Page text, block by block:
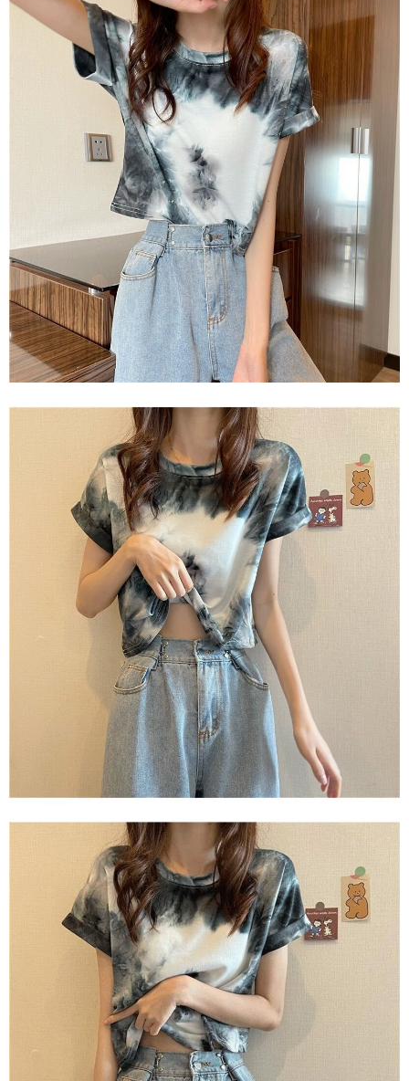
【注意事项】
1. 本服务系由 “台湾大哥大股份有限公司”所提供，让用户于交易时，得通过
本服务购买商品或服务，并由商店将买卖／分期付款买卖价金债权让与本公
司后，依约使用本公司账单缴交账款。
2. 基于同意付款使用 “大哥付你分期”之契约关系目的，商店将以您的个人资
料（包含姓名、电话或地址）提供予台湾大哥大进项收集、处理及利用，由
台湾大哥大与本人进行分期账单所需资料之确认、核对及更正。
3. 完整用户服务条款，请详阅以下链接：
https://oppay.tw/userRule
繳費期限，為商家向您請款的時間，再加上使用AFTEE可延長的天數所計算
出。使用AFTEE下訂可以延長您收到商品前的繳費天數，但無法保證一定能
夠在期限內收到商品(例如:預購商品或預計到貨時間較長者)。因此無論收到
商品與否，仍需要請您在AFTEE規定的時間內完成繳費。
1. 初次使用 AFTEE 時，將依認證結果及本公司審查結果，核予每個人不同
2. 結帳金額須大於NT$30
3. 目前僅支援台灣會員
「AFTEE先享後付」(下稱本服務)乃由恩沛科技股份有限公司(下稱 AFTEE )
所提供，並由 AFTEE 向您收取款項。因使用本服務所須提供之個人資料(包
含但不限於訂購人姓名、電話，收件人姓名、電話、收件地址)，將交付予
AFTEE 於本服務必要服務範圍內運用。關於 AFTEE 對於個人資料之蒐集、
處理、利用，詳參 AFTEE 官網之『個人資料蒐集、處理及利用告知聲明』
（ https://aftee.tw/privacypolicy/ ）。
若款項超過繳費期限，將根據當次的金額加收年利率 16% 的逾期滯納金。
未成年的使用者，請事先徵得法定代理人或監護人之同意方可使用
AFTEE。
繫恩沛科技股份有限公司。若您不同意我們將上開所示之個人資料，連同必
要之購買訂單資訊提供予 AFTEE ，或讓 AFTEE 蒐集處理利用您的個人資
料，請勿選用本服務。
7-11取貨付款
每笔NT$45，满NT$499(含以上)免运费
付款 後7-11取貨
每笔NT$45，满NT$499(含以上)免运费
每笔NT$70，满NT$499(含以上)免运费